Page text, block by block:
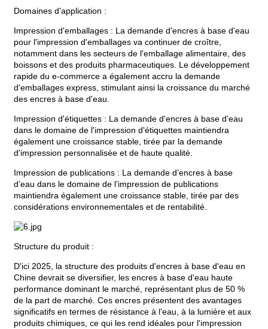
Domaines d'application :
Impression d'emballages : La demande d'encres à base d'eau
pour l'impression d'emballages va continuer de croître,
notamment dans les secteurs de l'emballage alimentaire, des
boissons et des produits pharmaceutiques. Le développement
rapide du e-commerce a également accru la demande
d'emballages express, stimulant ainsi la croissance du marché
des encres à base d'eau.
Impression d'étiquettes : La demande d'encres à base d'eau
dans le domaine de l'impression d'étiquettes maintiendra
également une croissance stable, tirée par la demande
d'impression personnalisée et de haute qualité.
Impression de publications : La demande d’encres à base
d’eau dans le domaine de l’impression de publications
maintiendra également une croissance stable, tirée par des
considérations environnementales et de rentabilité.
Structure du produit :
D'ici 2025, la structure des produits d'encres à base d'eau en
Chine devrait se diversifier, les encres à base d'eau haute
performance dominant le marché, représentant plus de 50 %
de la part de marché. Ces encres présentent des avantages
significatifs en termes de résistance à l'eau, à la lumière et aux
produits chimiques, ce qui les rend idéales pour l'impression